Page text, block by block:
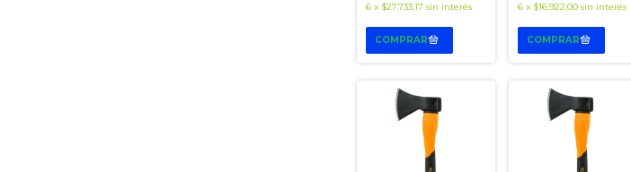
6 x $27.733,17 sin interés 6 x $16.922,00 sin interés